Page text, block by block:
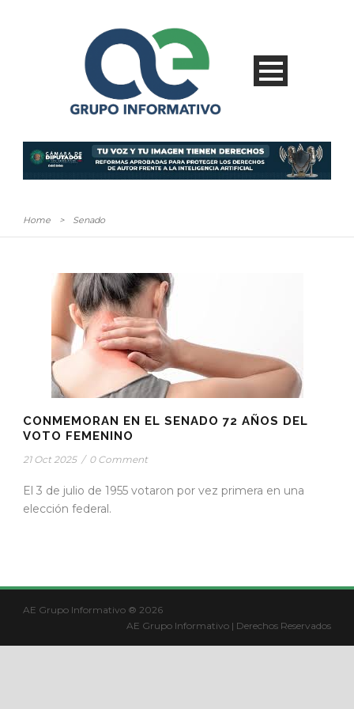
Home > Senado
CONMEMORAN EN EL SENADO 72 AÑOS DEL
VOTO FEMENINO
21 Oct 2025 / 0 Comment
El 3 de julio de 1955 votaron por vez primera en una
elección federal.
AE Grupo Informativo ® 2026
AE Grupo Informativo | Derechos Reservados